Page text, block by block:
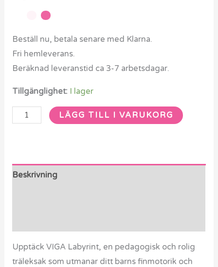
Beställ nu, betala senare med Klarna.
Fri hemleverans.
Beräknad leveranstid ca 3-7 arbetsdagar.
Tillgänglighet: I lager
1
st
mängd
LÄGG TILL I VARUKORG
Beskrivning
Upptäck VIGA Labyrint, en pedagogisk och rolig
träleksak som utmanar ditt barns finmotorik och